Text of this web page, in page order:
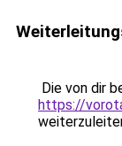
Die von dir
https://